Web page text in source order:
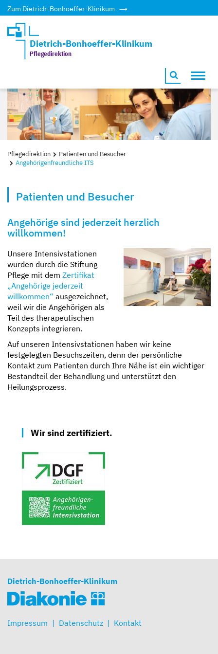
Zum Dietrich-Bonhoeffer-Klinikum
Dietrich-Bonhoeffer-Klinikum
Pflegedirektion
Pflegedirektion
Patienten und Besucher
Angehörigenfreundliche ITS
Patienten und Besucher
Angehörige sind jederzeit herzlich
willkommen!
Unsere Intensivstationen
wurden durch die Stiftung
Pflege mit dem Zertifikat
„Angehörige jederzeit
willkommen“ ausgezeichnet,
weil wir die Angehörigen als
Teil des therapeutischen
Konzepts integrieren.
Auf unseren Intensivstationen haben wir keine
festgelegten Besuchszeiten, denn der persönliche
Kontakt zum Patienten durch Ihre Nähe ist ein wichtiger
Bestandteil der Behandlung und unterstützt den
Heilungsprozess.
Wir sind zertifiziert.
Dietrich-Bonhoeffer-Klinikum
Impressum Datenschutz Kontakt